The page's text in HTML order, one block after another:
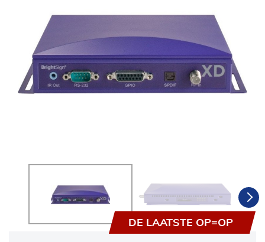
DE LAATSTE OP=OP